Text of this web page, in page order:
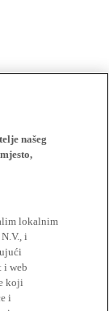
našeg
lokalnim
i
i web
koji
i